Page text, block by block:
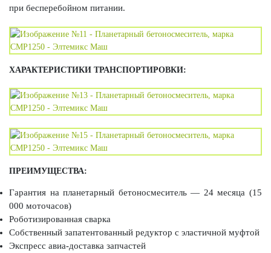
при бесперебойном питании.
ХАРАКТЕРИСТИКИ ТРАНСПОРТИРОВКИ:
ПРЕИМУЩЕСТВА:
Гарантия на планетарный бетоносмеситель — 24 месяца (15
000 моточасов)
Роботизированная сварка
Собственный запатентованный редуктор с эластичной муфтой
Экспресс авиа-доставка запчастей